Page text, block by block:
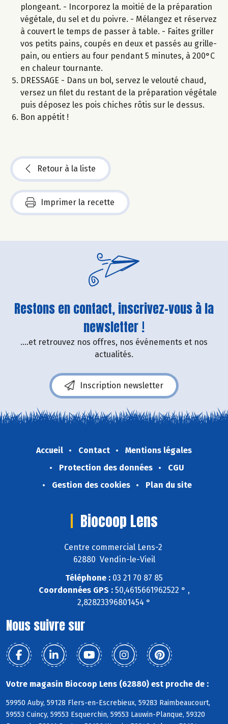
plongeant. - Incorporez la moitié de la préparation
végétale, du sel et du poivre. - Mélangez et réservez
à couvert le temps de passer à table. - Faites griller
vos petits pains, coupés en deux et passés au grille-
pain, ou entiers au four pendant 5 minutes, à 200°C
en chaleur tournante.
DRESSAGE - Dans un bol, servez le velouté chaud,
versez un filet du restant de la préparation végétale
puis déposez les pois chiches rôtis sur le dessus.
Bon appétit !
Retour à la liste
Imprimer la recette
Restons en contact, inscrivez-vous à la
newsletter !
....et retrouvez nos offres, nos événements et nos
actualités.
Inscription newsletter
Accueil Contact
Mentions légales
Protection des données
CGU
Gestion des cookies
Plan du site
Biocoop Lens
Centre commercial Lens-2
62880 Vendin-le-Vieil
Téléphone : 03 21 70 87 85
Coordonnées GPS :50,4615661962522 ° ,
2,82823396801454 °
Nous suivre sur
Votre magasin Biocoop Lens (62880) est proche de :
59950 Auby, 59128 Flers-en-Escrebieux, 59283 Raimbeaucourt,
59553 Cuincy, 59553 Esquerchin, 59553 Lauwin-Planque, 59320